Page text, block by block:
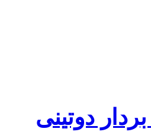
دوتینی